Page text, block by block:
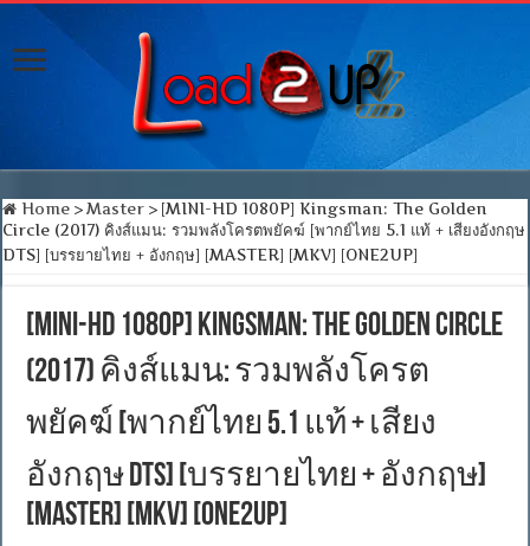
Home > Master > [MINI-HD 1080P] Kingsman: The Golden
Circle (2017) คิงส์แมน: รวมพลังโครตพยัคฆ์ [พากย์ไทย 5.1 แท้ + เสียงอังกฤษ
DTS] [บรรยายไทย + อังกฤษ] [MASTER] [MKV] [ONE2UP]
[MINI-HD 1080P] Kingsman: The Golden Circle
(2017) คิงส์แมน: รวมพลังโครต
พยัคฆ์ [พากย์ไทย 5.1 แท้ + เสียง
อังกฤษ DTS] [บรรยายไทย + อังกฤษ]
[MASTER] [MKV] [ONE2UP]